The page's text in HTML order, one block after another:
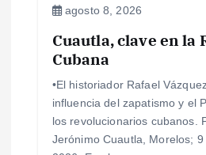
agosto 8, 2026
Cuautla, clave en la
Cubana
•El historiador Rafael
influencia del zapatismo y el
los revolucionarios cubanos.
Jerónimo Cuautla, Morelos;